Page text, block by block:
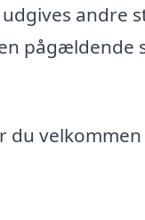
andre
pågældende